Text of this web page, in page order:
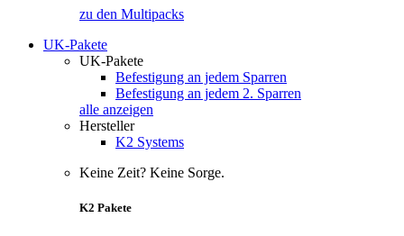
zu den Multipacks
UK-Pakete
UK-Pakete
Befestigung an jedem Sparren
Befestigung an jedem 2. Sparren
alle anzeigen
Hersteller
K2 Systems
Keine Zeit? Keine Sorge.
K2 Pakete